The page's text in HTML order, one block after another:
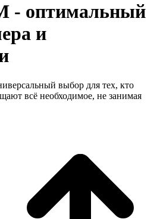
- оптимальный
и
выбор для тех, кто
всё необходимое, не занимая